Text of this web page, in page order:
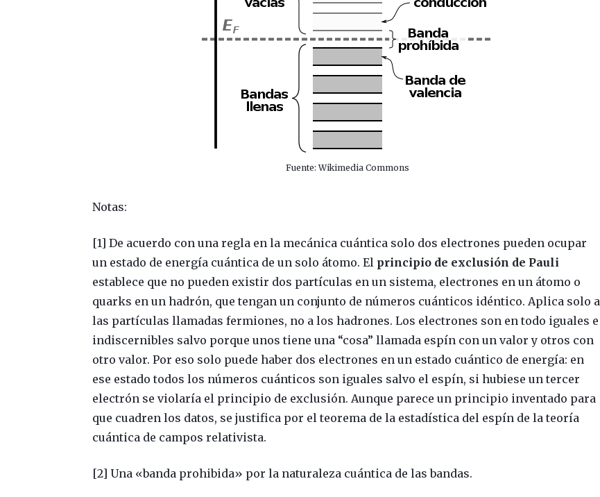
Fuente: Wikimedia Commons
Notas:
[1] De acuerdo con una regla en la mecánica cuántica solo dos electrones pueden ocupar
un estado de energía cuántica de un solo átomo. El principio de exclusión de Pauli
establece que no pueden existir dos partículas en un sistema, electrones en un átomo o
quarks en un hadrón, que tengan un conjunto de números cuánticos idéntico. Aplica solo a
las partículas llamadas fermiones, no a los hadrones. Los electrones son en todo iguales e
indiscernibles salvo porque unos tiene una “cosa” llamada espín con un valor y otros con
otro valor. Por eso solo puede haber dos electrones en un estado cuántico de energía: en
ese estado todos los números cuánticos son iguales salvo el espín, si hubiese un tercer
electrón se violaría el principio de exclusión. Aunque parece un principio inventado para
que cuadren los datos, se justifica por el teorema de la estadística del espín de la teoría
cuántica de campos relativista.
[2] Una «banda prohibida» por la naturaleza cuántica de las bandas.